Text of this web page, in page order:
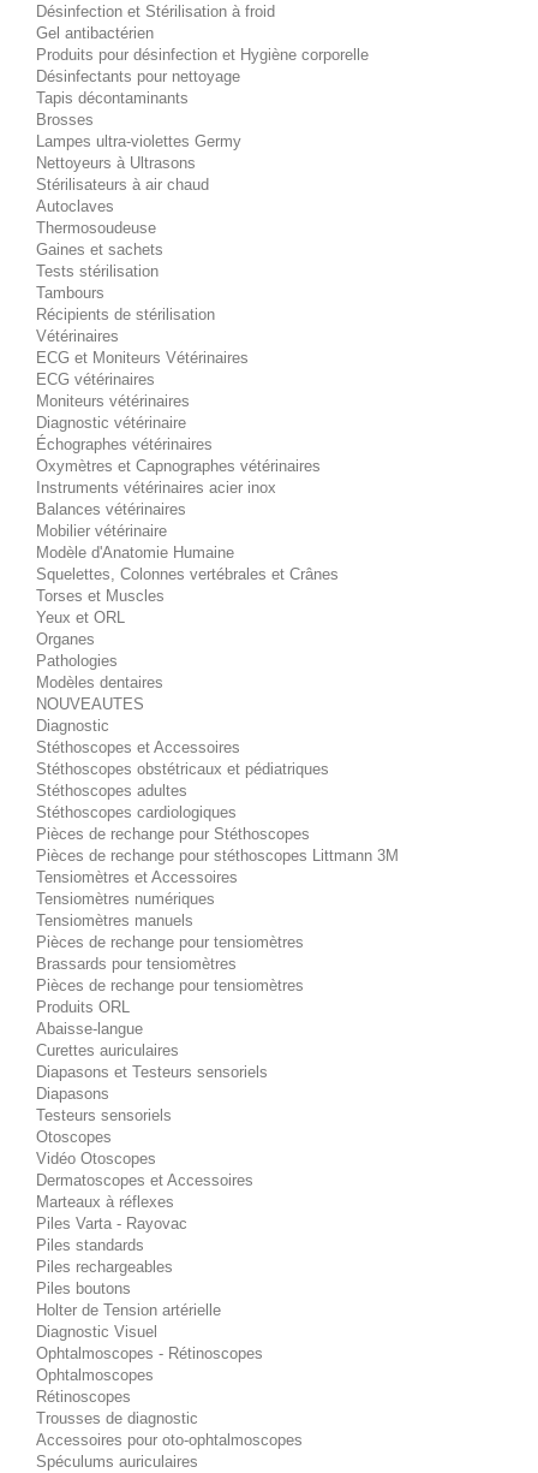
Désinfection et Stérilisation à froid
Gel antibactérien
Produits pour désinfection et Hygiène corporelle
Désinfectants pour nettoyage
Tapis décontaminants
Brosses
Lampes ultra-violettes Germy
Nettoyeurs à Ultrasons
Stérilisateurs à air chaud
Autoclaves
Thermosoudeuse
Gaines et sachets
Tests stérilisation
Tambours
Récipients de stérilisation
Vétérinaires
ECG et Moniteurs Vétérinaires
ECG vétérinaires
Moniteurs vétérinaires
Diagnostic vétérinaire
Échographes vétérinaires
Oxymètres et Capnographes vétérinaires
Instruments vétérinaires acier inox
Balances vétérinaires
Mobilier vétérinaire
Modèle d'Anatomie Humaine
Squelettes, Colonnes vertébrales et Crânes
Torses et Muscles
Yeux et ORL
Organes
Pathologies
Modèles dentaires
NOUVEAUTES
Diagnostic
Stéthoscopes et Accessoires
Stéthoscopes obstétricaux et pédiatriques
Stéthoscopes adultes
Stéthoscopes cardiologiques
Pièces de rechange pour Stéthoscopes
Pièces de rechange pour stéthoscopes Littmann 3M
Tensiomètres et Accessoires
Tensiomètres numériques
Tensiomètres manuels
Pièces de rechange pour tensiomètres
Brassards pour tensiomètres
Pièces de rechange pour tensiomètres
Produits ORL
Abaisse-langue
Curettes auriculaires
Diapasons et Testeurs sensoriels
Diapasons
Testeurs sensoriels
Otoscopes
Vidéo Otoscopes
Dermatoscopes et Accessoires
Marteaux à réflexes
Piles Varta - Rayovac
Piles standards
Piles rechargeables
Piles boutons
Holter de Tension artérielle
Diagnostic Visuel
Ophtalmoscopes - Rétinoscopes
Ophtalmoscopes
Rétinoscopes
Trousses de diagnostic
Accessoires pour oto-ophtalmoscopes
Spéculums auriculaires